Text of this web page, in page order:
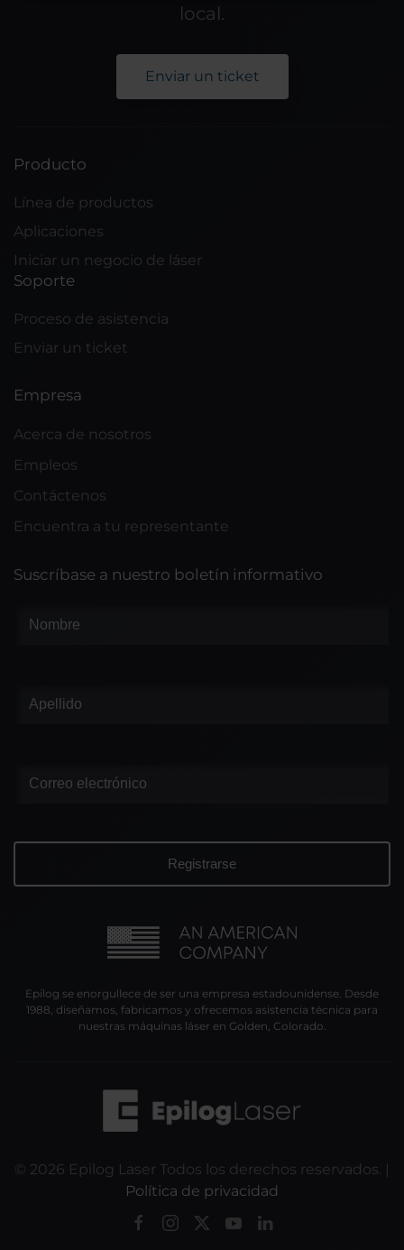
local.
Enviar un ticket
Producto
Línea de productos
Aplicaciones
Iniciar un negocio de láser
Soporte
Proceso de asistencia
Enviar un ticket
Empresa
Acerca de nosotros
Empleos
Contáctenos
Encuentra a tu representante
Suscríbase a nuestro boletín informativo
Epilog se enorgullece de ser una empresa estadounidense. Desde
1988, diseñamos, fabricamos y ofrecemos asistencia técnica para
nuestras máquinas láser en Golden, Colorado.
© 2026 Epilog Laser Todos los derechos reservados. |
Política de privacidad